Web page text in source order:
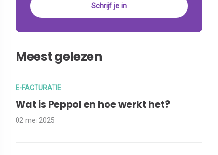
Meest gelezen
E-FACTURATIE
Wat is Peppol en hoe werkt het?
02 mei 2025